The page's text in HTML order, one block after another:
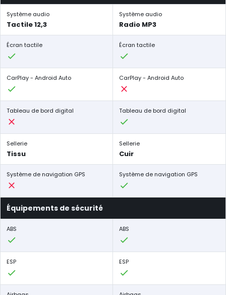
Système audio
Tactile 12,3
Système audio
Radio MP3
Écran tactile Écran tactile
CarPlay - Android Auto CarPlay - Android Auto
Tableau de bord digital Tableau de bord digital
Sellerie
Tissu
Sellerie
Cuir
Système de navigation GPS Système de navigation GPS
Équipements de sécurité
ABS ABS
ESP ESP